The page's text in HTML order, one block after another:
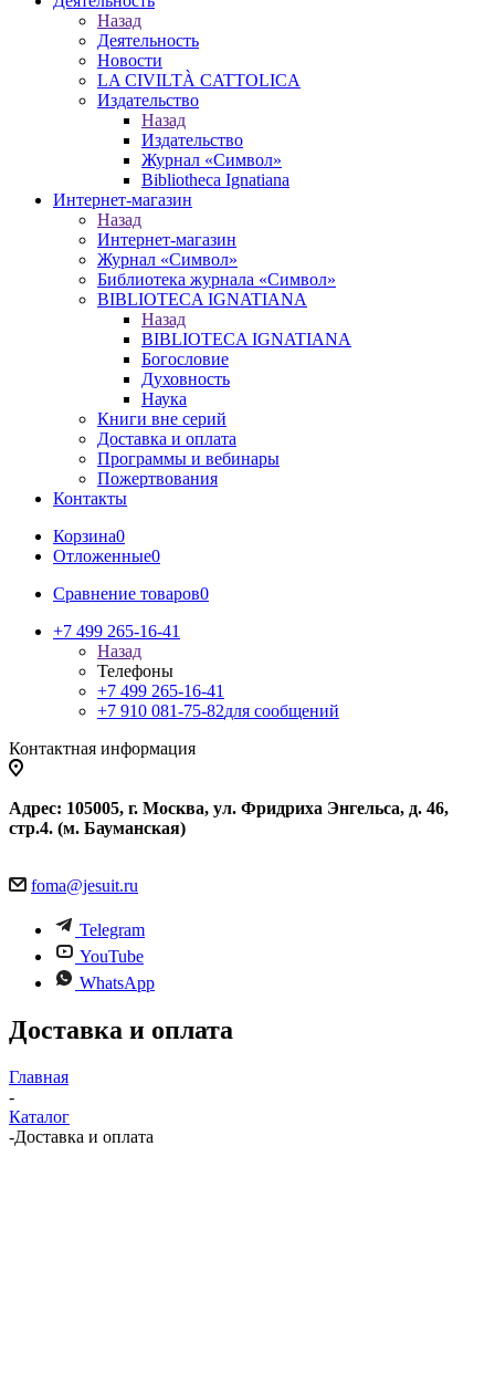
Назад
Деятельность
Новости
LA CIVILTÀ CATTOLICA
Издательство
Назад
Издательство
Журнал «Символ»
Bibliotheca Ignatiana
Интернет-магазин
Назад
Интернет-магазин
Журнал «Символ»
Библиотека журнала «Символ»
BIBLIOTECA IGNATIANA
Назад
BIBLIOTECA IGNATIANA
Богословие
Духовность
Наука
Книги вне серий
Доставка и оплата
Программы и вебинары
Пожертвования
Контакты
Корзина0
Отложенные0
Сравнение товаров0
+7 499 265-16-41
Назад
Телефоны
+7 499 265-16-41
+7 910 081-75-82для сообщений
Контактная информация
Адрес: 105005, г. Москва, ул. Фридриха Энгельса, д. 46,
стр.4. (м. Бауманская)
foma@jesuit.ru
Telegram
YouTube
WhatsApp
Доставка и оплата
Главная
-
Каталог
-Доставка и оплата